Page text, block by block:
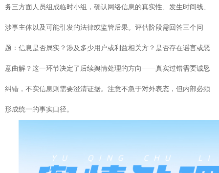
务三方面人员组成临时小组，确认网络信息的真实性、发生时间线、
涉事主体以及可能引发的法律或监管后果。评估阶段需回答三个问
题：信息是否属实？涉及多少用户或利益相关方？是否存在谣言或恶
意曲解？这一环节决定了后续舆情处理的方向——真实过错需要诚恳
纠错，不实信息则需要澄清证据。注意不急于对外表态，但内部必须
形成统一的事实口径。